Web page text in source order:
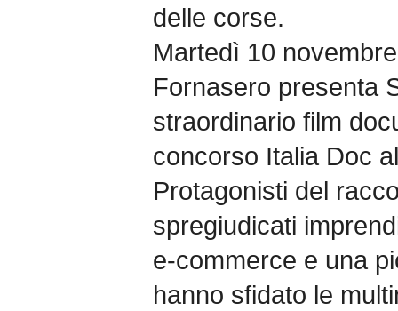
delle corse.
Martedì 10
Fornasero presenta
straordinario film
concorso Italia Doc
Protagonisti del
spregiudicati
e-commerce e una
hanno sfidato le